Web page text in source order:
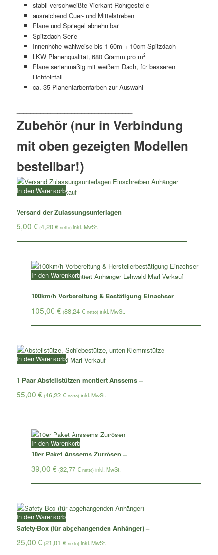
stabil verschweißte Vierkant Rohrgestelle
ausreichend Quer- und Mittelstreben
Plane und Spriegel abnehmbar
Spitzdach Serie
Innenhöhe wahlweise bis 1,60m + 10cm Spitzdach
LKW Planenqualität, 680 Gramm pro m2
Plane serienmäßig mit weißem Dach, für besseren
Lichteinfall
ca. 35 Planenfarbenfarben zur Auswahl
Zubehör (nur in Verbindung
mit oben gezeigten Modellen
bestellbar!)
Versand der Zulassungsunterlagen
5,00€ (4,20€ netto)
In den Warenkorb
100km/h Vorbereitung & Bestätigung Einachser –
105,00 € (88,24 €netto)
In den Warenkorb
1 Paar Abstellstützen montiert Anssems –
55,00€ (46,22€ netto)
In den Warenkorb
10er Paket Anssems Zurrösen –
39,00 € (32,77 €netto)
In den Warenkorb
Safety-Box (für abgehangenden Anhänger) –
25,00€ (21,01€ netto)
In den Warenkorb